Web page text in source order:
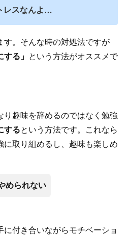
レスなんよ…
す。そんな時の対処法ですが
する」 という方法がオススメで
り趣味を辞めるのではなく勉強
するという方法です。これなら
に取り組めるし、趣味も楽しめ
められない
付き合いながらモチベーショ